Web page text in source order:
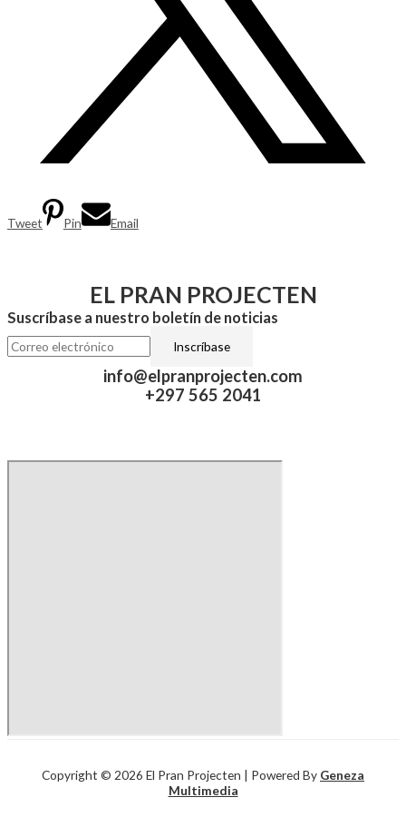
Tweet Pin Email
EL PRAN PROJECTEN
Suscríbase a nuestro boletín de noticias
info@elpranprojecten.com
+297 565 2041​
Copyright © 2026 El Pran Projecten | Powered By Geneza
Multimedia